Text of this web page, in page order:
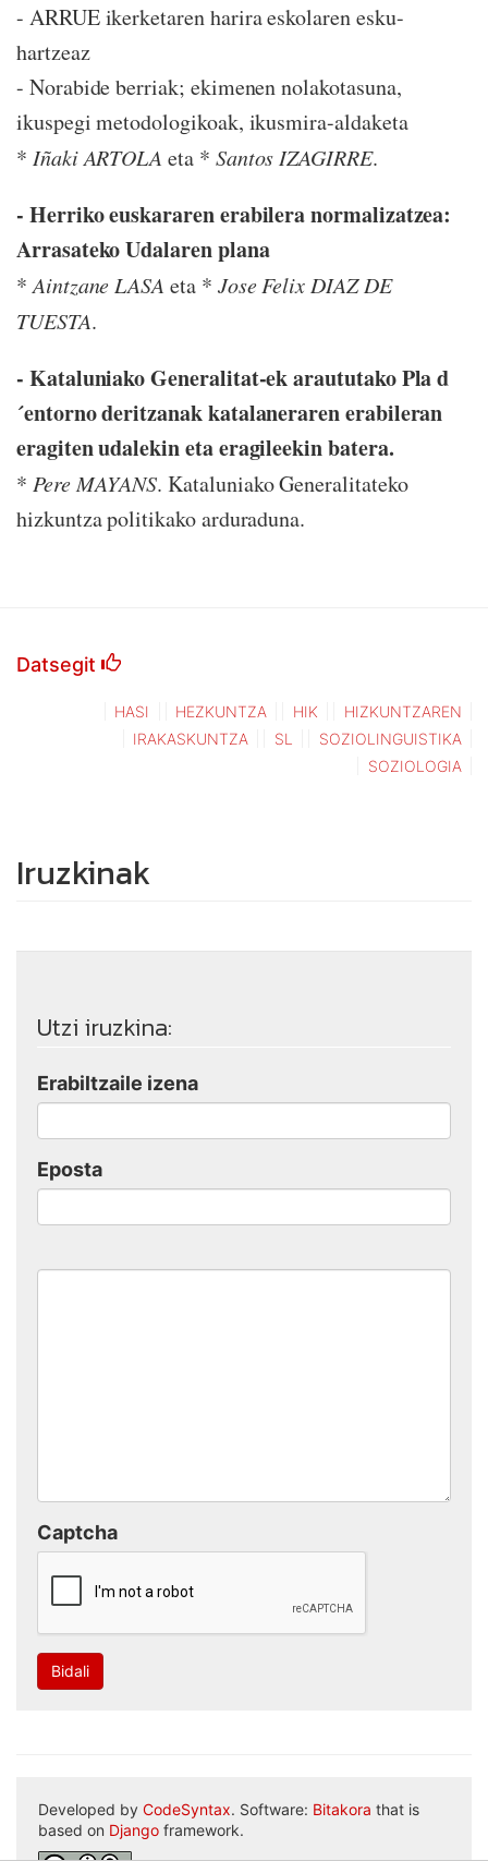
- ARRUE ikerketaren harira eskolaren esku-
hartzeaz
- Norabide berriak; ekimenen nolakotasuna,
ikuspegi metodologikoak, ikusmira-aldaketa
* Iñaki ARTOLA eta * Santos IZAGIRRE.
- Herriko euskararen erabilera normalizatzea:
Arrasateko Udalaren plana
*Aintzane LASAeta * Jose Felix DIAZ DE
TUESTA.
- Kataluniako Generalitat-ek araututako Pla d
´entorno deritzanak katalaneraren erabileran
eragiten udalekin eta eragileekin batera.
* Pere MAYANS. Kataluniako Generalitateko
hizkuntza politikako arduraduna.
Datsegit
HASI HEZKUNTZA HIK
HIZKUNTZAREN
IRAKASKUNTZA
SL
SOZIOLINGUISTIKA
SOZIOLOGIA
Iruzkinak
Utzi iruzkina:
Erabiltzaile izena
Eposta
Captcha
Bidali
Developed by CodeSyntax. Software: Bitakora that is
based on Django framework.